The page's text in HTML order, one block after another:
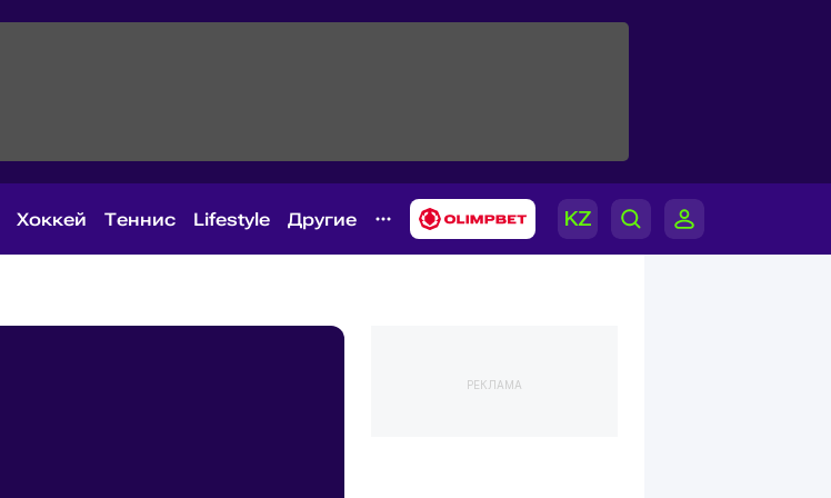
Хоккей Теннис Lifestyle Другие
РЕКЛАМА